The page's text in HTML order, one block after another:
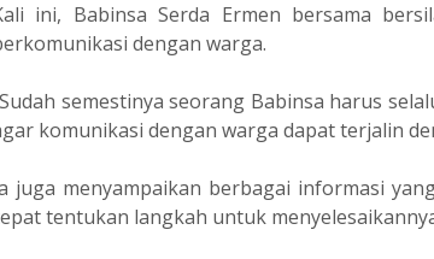
ini, Babinsa Serda Ermen bersama
dengan warga.
semestinya seorang Babinsa harus
komunikasi dengan warga dapat terjalin
juga menyampaikan berbagai informasi
tentukan langkah untuk